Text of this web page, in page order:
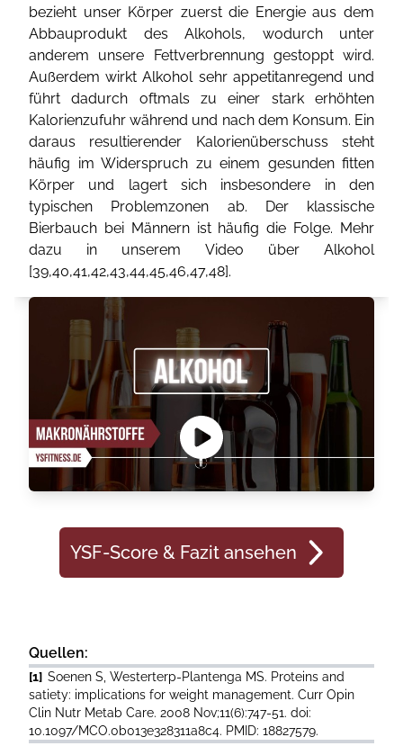
bezieht unser Körper zuerst die Energie aus dem
Abbauprodukt des Alkohols, wodurch unter
anderem unsere Fettverbrennung gestoppt wird.
Außerdem wirkt Alkohol sehr appetitanregend und
führt dadurch oftmals zu einer stark erhöhten
Kalorienzufuhr während und nach dem Konsum. Ein
daraus resultierender Kalorienüberschuss steht
häufig im Widerspruch zu einem gesunden fitten
Körper und lagert sich insbesondere in den
typischen Problemzonen ab. Der klassische
Bierbauch bei Männern ist häufig die Folge. Mehr
dazu in unserem Video über Alkohol
[39,40,41,42,43,44,45,46,47,48].
YSF-Score & Fazit ansehen
Quellen:
[1] Soenen S, Westerterp-Plantenga MS. Proteins and
satiety: implications for weight management. Curr Opin
Clin Nutr Metab Care. 2008 Nov;11(6):747-51. doi:
10.1097/MCO.0b013e328311a8c4. PMID: 18827579.